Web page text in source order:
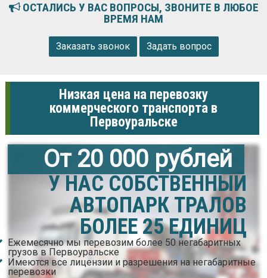
ОСТАЛИСЬ У ВАС ВОПРОСЫ, ЗВОНИТЕ В ЛЮБОЕ
ВРЕМЯ НАМ
Заказать звонок Задать вопрос
Низкая цена на перевозку
коммерческого транспорта в
Первоуральске
От 20 000 рублей
У НАС СОБСТВЕННЫЙ
АВТОПАРК ТРАЛОВ
БОЛЕЕ 25 ЕДИНИЦ
Ежемесячно мы перевозим более 50 негабаритных
грузов в Первоуральске
Имеются все лицензии и разрешения на негабаритные
перевозки